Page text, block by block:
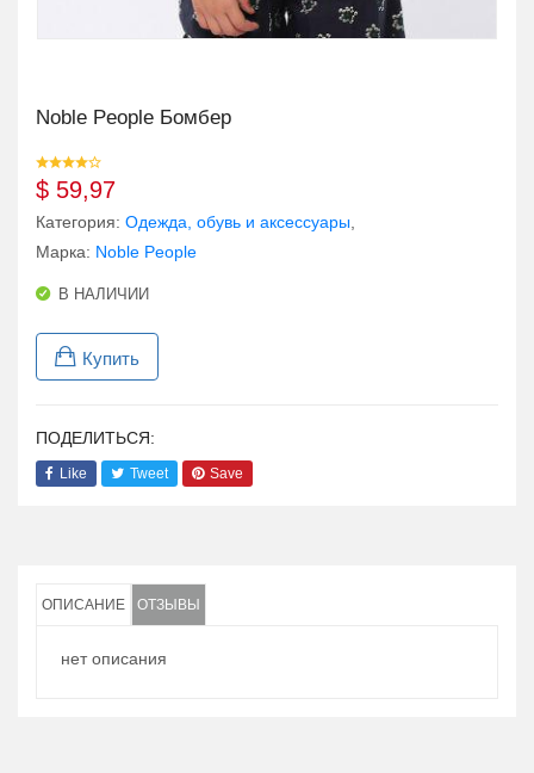
Noble People Бомбер
$ 59,97
Категория: Одежда, обувь и аксессуары
Марка: Noble People
В НАЛИЧИИ
Купить
ПОДЕЛИТЬСЯ:
Like Tweet Save
ОПИСАНИЕ ОТЗЫВЫ
нет описания